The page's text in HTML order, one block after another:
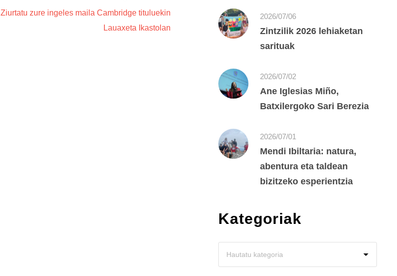
Ziurtatu zure ingeles maila Cambridge tituluekin
Lauaxeta Ikastolan
2026/07/06
Zintzilik 2026 lehiaketan
sarituak
2026/07/02
Ane Iglesias Miño,
Batxilergoko Sari Berezia
2026/07/01
Mendi Ibiltaria: natura,
abentura eta taldean
bizitzeko esperientzia
Kategoriak